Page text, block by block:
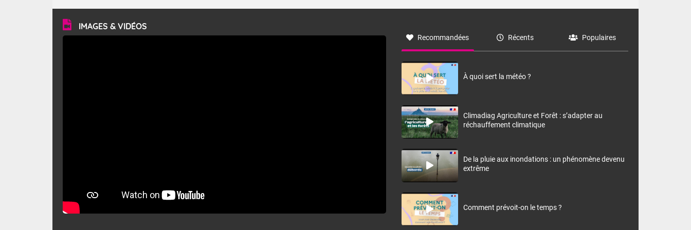
vitesse moyenne de 50 km/h et atteindre 80 à 100 km/h
en rafales, parfois davantage. Il parcourt la basse vallée
du Rhône et la Provence et envahit le littoral
méditerranéen à partir de la Camargue.
à nord-ouest, dans un secteur qui part du Roussillon à la
monts, en allusion aux régions montagneuses d’où
IMAGES & VIDÉOS
Recommandées Récents Populaires
À quoi sert la météo ?
Climadiag Agriculture et Forêt : s’adapter au
réchauffement climatique
De la pluie aux inondations : un phénomène devenu
extrême
Comment prévoit-on le temps ?